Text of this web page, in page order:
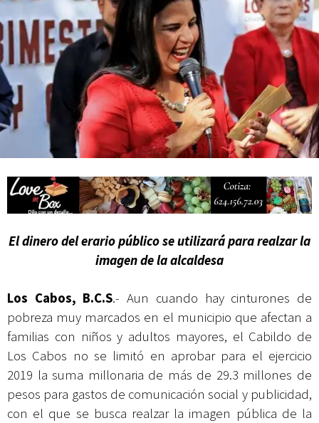
actividades de acceso libre
El dinero del erario público se utilizará para realzar la
imagen de la alcaldesa
Los Cabos, B.C.S.- Aun cuando hay cinturones de
pobreza muy marcados en el municipio que afectan a
familias con niños y adultos mayores, el Cabildo de
Los Cabos no se limitó en aprobar para el ejercicio
2019 la suma millonaria de más de 29.3 millones de
pesos para gastos de comunicación social y publicidad,
con el que se busca realzar la imagen pública de la